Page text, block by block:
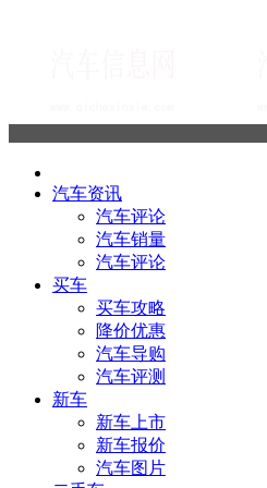
汽车资讯
汽车评论
汽车销量
汽车评论
买车
买车攻略
降价优惠
汽车导购
汽车评测
新车
新车上市
新车报价
汽车图片